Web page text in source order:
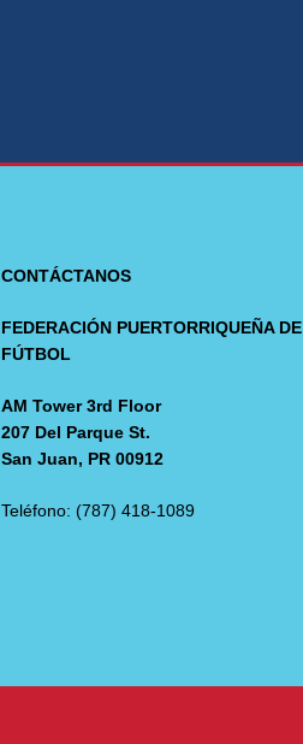
CONTÁCTANOS
FEDERACIÓN PUERTORRIQUEÑA DE
FÚTBOL
AM Tower 3rd Floor
207 Del Parque St.
San Juan, PR 00912
Teléfono: (787) 418-1089